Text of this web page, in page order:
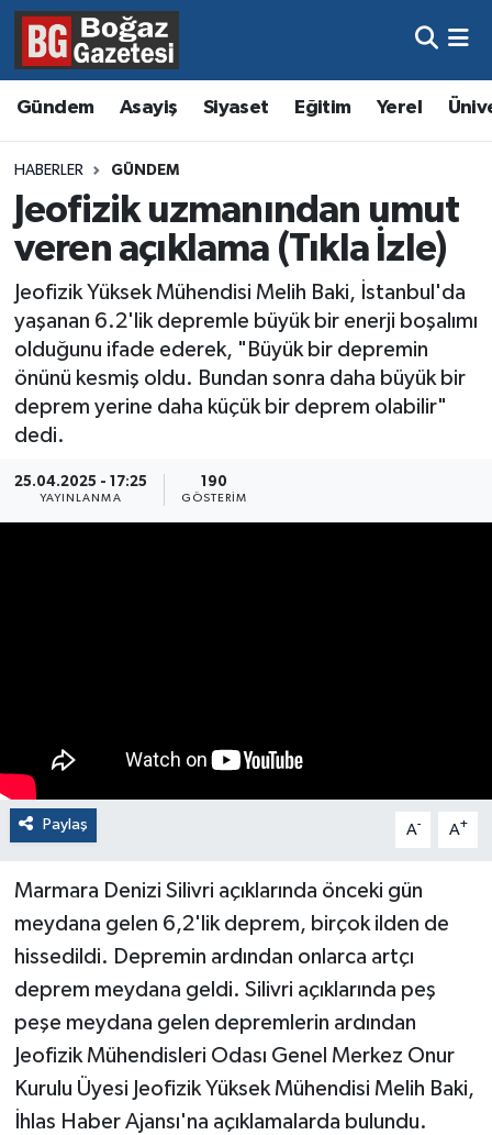
Gündem Asayiş Siyaset Eğitim Yerel
HABERLER GÜNDEM
Jeofizik uzmanından umut
veren açıklama (Tıkla İzle)
Jeofizik Yüksek Mühendisi Melih Baki, İstanbul'da
yaşanan 6.2'lik depremle büyük bir enerji boşalımı
olduğunu ifade ederek, "Büyük bir depremin
önünü kesmiş oldu. Bundan sonra daha büyük bir
deprem yerine daha küçük bir deprem olabilir"
dedi.
25.04.2025 - 17:25
YAYINLANMA
190
GÖSTERIM
Paylaş A- A+
Marmara Denizi Silivri açıklarında önceki gün
meydana gelen 6,2'lik deprem, birçok ilden de
hissedildi. Depremin ardından onlarca artçı
deprem meydana geldi. Silivri açıklarında peş
peşe meydana gelen depremlerin ardından
Jeofizik Mühendisleri Odası Genel Merkez Onur
Kurulu Üyesi Jeofizik Yüksek Mühendisi Melih Baki,
İhlas Haber Ajansı'na açıklamalarda bulundu.
Asayiş
Eğitim
Ekonomi
Gündem
Magazin
Resmi İlanlar
Sağlık
Hava Durumu
Trafik Durumu
Süper Lig Puan Durumu ve Fikstür
Tüm Manşetler
Haber Arşivi